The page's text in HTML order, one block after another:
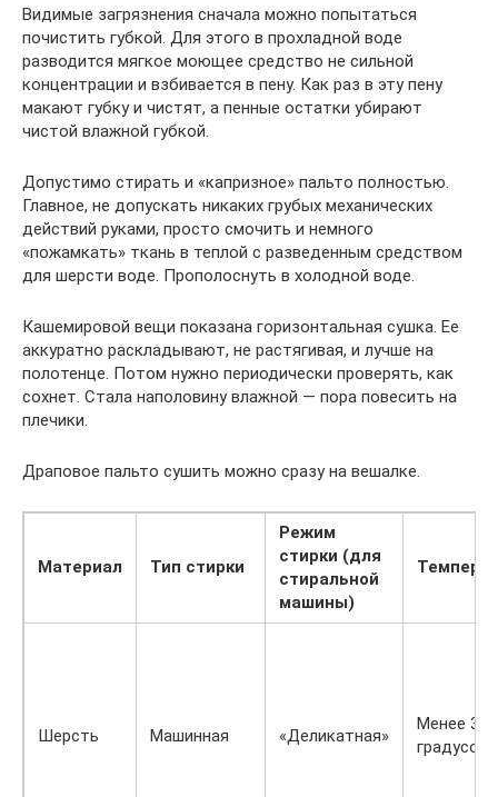
Видимые загрязнения сначала можно попытаться
почистить губкой. Для этого в прохладной воде
разводится мягкое моющее средство не сильной
концентрации и взбивается в пену. Как раз в эту пену
макают губку и чистят, а пенные остатки убирают
чистой влажной губкой.
Допустимо стирать и «капризное» пальто полностью.
Главное, не допускать никаких грубых механических
действий руками, просто смочить и немного
«пожамкать» ткань в теплой с разведенным средством
для шерсти воде. Прополоснуть в холодной воде.
Кашемировой вещи показана горизонтальная сушка. Ее
аккуратно раскладывают, не растягивая, и лучше на
полотенце. Потом нужно периодически проверять, как
сохнет. Стала наполовину влажной — пора повесить на
плечики.
Драповое пальто сушить можно сразу на вешалке.
Материал Тип стирки
Режим
стирки (для
стиральной
машины)
Шерсть Машинная «Деликатная»
Менее 30
градусов